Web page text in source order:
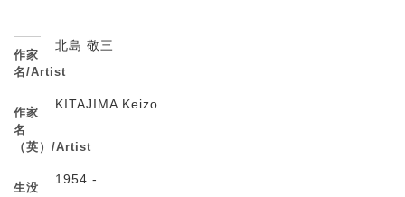
作家
名/Artist
北島 敬三
作家
名
（英）/Artist
KITAJIMA Keizo
生没
1954 -